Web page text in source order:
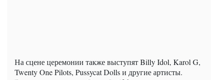
На сцене церемонии также выступят Billy Idol, Karol G,
Twenty One Pilots, Pussycat Dolls и другие артисты.